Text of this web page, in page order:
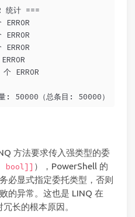
统计 ===
ERROR
ERROR
ERROR
ERROR
50000（总条目: 50000）
方法要求传入强类型的委
bool]] ），PowerShell 的
必显式指定委托类型，否则
的异常。这也是 LINQ 在
长的根本原因。